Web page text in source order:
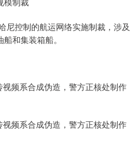
尼控制的航运网络实施制裁，涉及
和集装箱船。
频系合成伪造，警方正核处制作
频系合成伪造，警方正核处制作